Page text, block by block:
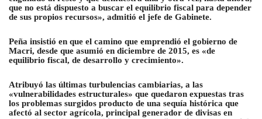
que no está dispuesto a buscar el equilibrio fiscal para depender
de sus propios recursos», admitió el jefe de Gabinete.
Peña insistió en que el camino que emprendió el gobierno de
Macri, desde que asumió en diciembre de 2015, es «de
equilibrio fiscal, de desarrollo y crecimiento».
Atribuyó las últimas turbulencias cambiarias, a las
«vulnerabilidades estructurales» que quedaron expuestas tras
los problemas surgidos producto de una sequía histórica que
afectó al sector agrícola, principal generador de divisas en